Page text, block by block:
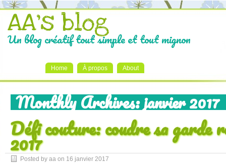
AA's blog
Un blog créatif tout simple et tout mignon
Home À propos About
Monthly Archives:janvier 2017
Défi couture: coudre sa garde
2017
Posted by aa on 16 janvier 2017